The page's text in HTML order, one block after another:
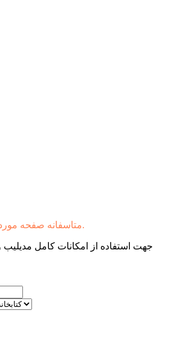
404 متاسفانه صفحه مورد نظر شما پیدا نشد.
جهت استفاده از امکانات کامل مدیلیب